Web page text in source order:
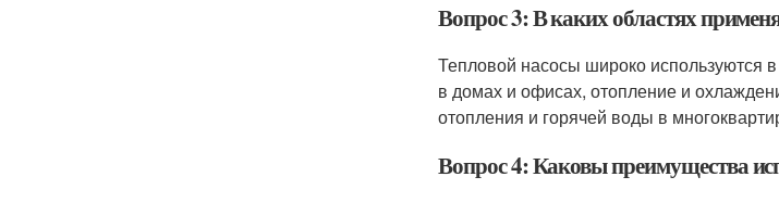
Вопрос 3: В каких областях
Тепловой насосы широко используются
в домах и офисах, отопление и
отопления и горячей воды в
Вопрос 4: Каковы преимущества